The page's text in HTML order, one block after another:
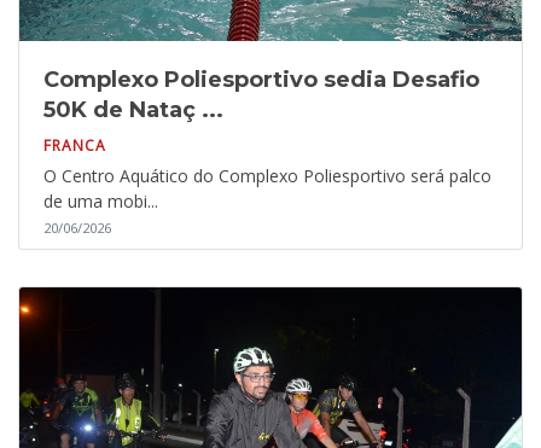
Complexo Poliesportivo sedia Desafio
50K de Nataç ...
FRANCA
O Centro Aquático do Complexo Poliesportivo será palco
de uma mobi...
20/06/2026